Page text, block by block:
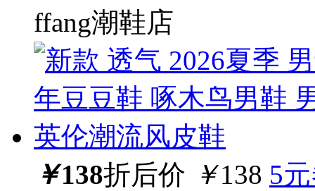
ffang潮鞋店
￥138折后价 ￥138 5